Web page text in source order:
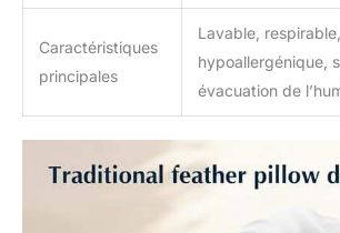
Investissez
oreiller de luxe
de Pacific
aujourd'hui.
Caractéristiques
principales
Lavable, respirable,
hypoallergénique,
évacuation de